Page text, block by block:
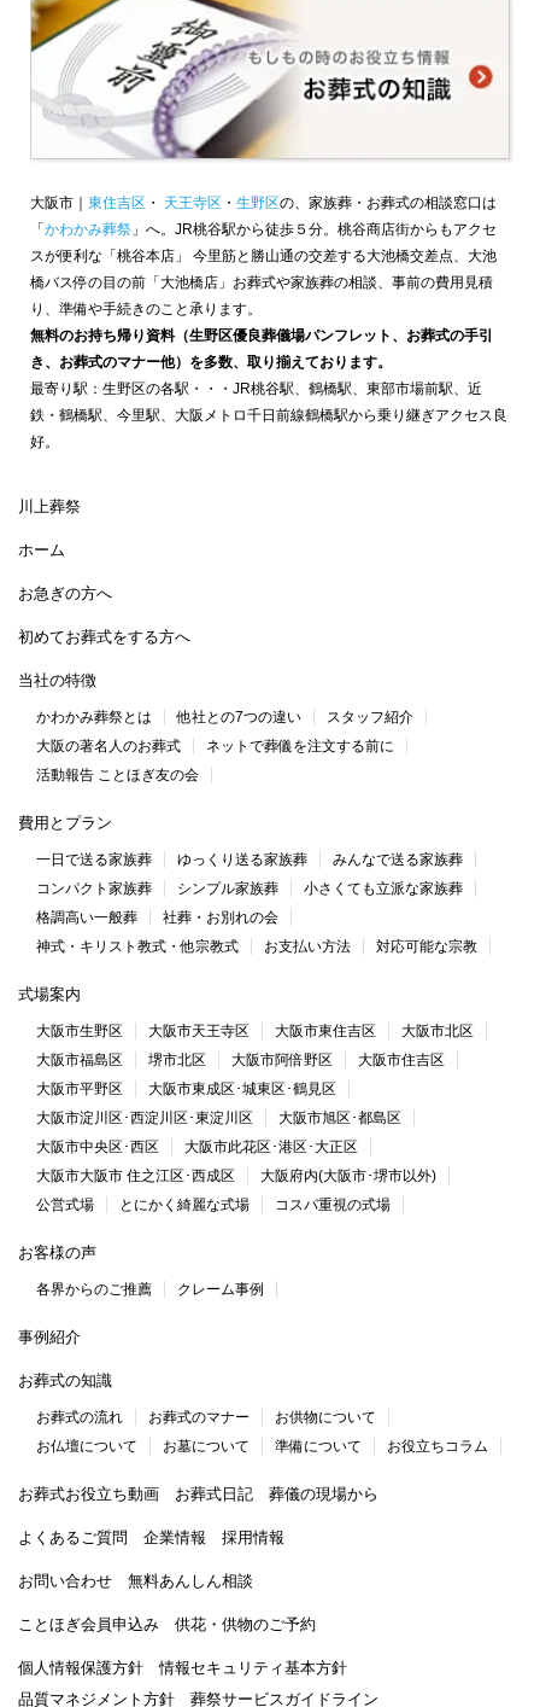
大阪市｜ 東住吉区 ・ 天王寺区 ・ 生野区の、家族葬・お葬式の相談窓口は
「かわかみ葬祭 」へ。JR桃谷駅から徒歩５分。桃谷商店街からもアクセ
スが便利な「桃谷本店」 今里筋と勝山通の交差する大池橋交差点、大池
橋バス停の目の前「大池橋店」お葬式や家族葬の相談、事前の費用見積
り、準備や手続きのこと承ります。
無料のお持ち帰り資料（生野区優良葬儀場パンフレット、お葬式の手引
き、お葬式のマナー他）を多数、取り揃えております。
最寄り駅：生野区の各駅・・・JR桃谷駅、鶴橋駅、東部市場前駅、近
鉄・鶴橋駅、今里駅、大阪メトロ千日前線鶴橋駅から乗り継ぎアクセス良
好。
川上葬祭
ホーム
お急ぎの方へ
初めてお葬式をする方へ
当社の特徴
かわかみ葬祭とは 他社との7つの違い
スタッフ紹介
大阪の著名人のお葬式
ネットで葬儀を注文する前に
活動報告 ことほぎ友の会
費用とプラン
一日で送る家族葬 ゆっくり送る家族葬
みんなで送る家族葬
コンパクト家族葬
シンプル家族葬
小さくても立派な家族葬
格調高い一般葬
社葬・お別れの会
神式・キリスト教式・他宗教式
お支払い方法 対応可能な宗教
式場案内
大阪市生野区 大阪市天王寺区 大阪市東住吉区
大阪市北区
大阪市福島区
堺市北区 大阪市阿倍野区
大阪市住吉区
大阪市平野区
大阪市東成区･城東区･鶴見区
大阪市淀川区･西淀川区･東淀川区
大阪市旭区･都島区
大阪市中央区･西区
大阪市此花区･港区･大正区
大阪市大阪市 住之江区･西成区
大阪府内(大阪市･堺市以外)
公営式場
とにかく綺麗な式場 コスパ重視の式場
お客様の声
各界からのご推薦 クレーム事例
事例紹介
お葬式の知識
お葬式の流れ お葬式のマナー
お供物について
お仏壇について
お墓について 準備について お役立ちコラム
お葬式お役立ち動画 お葬式日記 葬儀の現場から
よくあるご質問 企業情報 採用情報
お問い合わせ 無料あんしん相談
ことほぎ会員申込み 供花・供物のご予約
個人情報保護方針
情報セキュリティ基本方針
品質マネジメント方針
葬祭サービスガイドライン